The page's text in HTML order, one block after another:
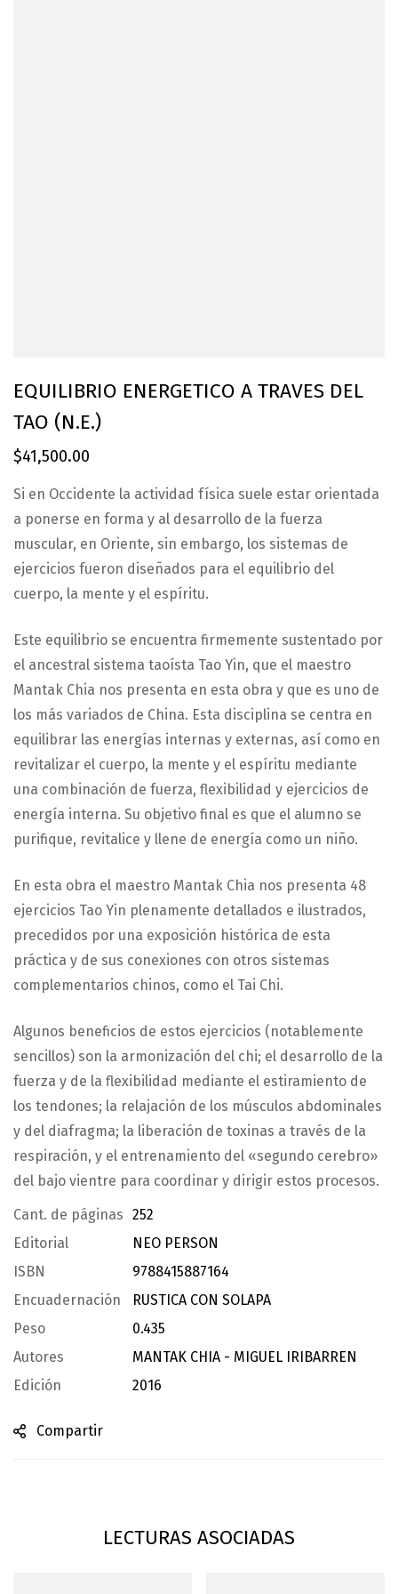
EQUILIBRIO ENERGETICO A TRAVES DEL
TAO (N.E.)
$41,500.00
Si en Occidente la actividad física suele estar orientada
a ponerse en forma y al desarrollo de la fuerza
muscular, en Oriente, sin embargo, los sistemas de
ejercicios fueron diseñados para el equilibrio del
cuerpo, la mente y el espíritu.
Este equilibrio se encuentra firmemente sustentado por
el ancestral sistema taoísta Tao Yin, que el maestro
Mantak Chia nos presenta en esta obra y que es uno de
los más variados de China. Esta disciplina se centra en
equilibrar las energías internas y externas, así como en
revitalizar el cuerpo, la mente y el espíritu mediante
una combinación de fuerza, flexibilidad y ejercicios de
energía interna. Su objetivo final es que el alumno se
purifique, revitalice y llene de energía como un niño.
En esta obra el maestro Mantak Chia nos presenta 48
ejercicios Tao Yin plenamente detallados e ilustrados,
precedidos por una exposición histórica de esta
práctica y de sus conexiones con otros sistemas
complementarios chinos, como el Tai Chi.
Algunos beneficios de estos ejercicios (notablemente
sencillos) son la armonización del chi; el desarrollo de la
fuerza y de la flexibilidad mediante el estiramiento de
los tendones; la relajación de los músculos abdominales
y del diafragma; la liberación de toxinas a través de la
respiración, y el entrenamiento del «segundo cerebro»
del bajo vientre para coordinar y dirigir estos procesos.
Cant. de páginas 252
Editorial
NEO PERSON
ISBN
9788415887164
Encuadernación
RUSTICA CON SOLAPA
Peso
0.435
Autores
MANTAK CHIA - MIGUEL IRIBARREN
Edición
2016
Compartir
LECTURAS ASOCIADAS